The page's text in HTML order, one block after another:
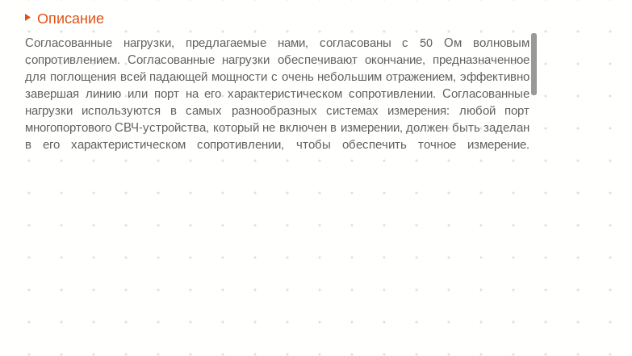
Описание
Согласованные нагрузки, предлагаемые нами, согласованы с 50 Ом волновым
сопротивлением. Согласованные нагрузки обеспечивают окончание, предназначенное
для поглощения всей падающей мощности с очень небольшим отражением, эффективно
завершая линию или порт на его характеристическом сопротивлении. Согласованные
нагрузки используются в самых разнообразных системах измерения: любой порт
многопортового СВЧ-устройства, который не включен в измерении, должен быть заделан
в его характеристическом сопротивлении, чтобы обеспечить точное измерение.
Согласованные нагрузки также используются в устройствах, таких как направленные
передатчика как искуственные нагрузки.
10 Вт, GSM 900